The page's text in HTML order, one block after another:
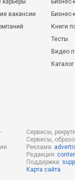
карьеры
вакансии
Бизнес-
Книги
Тесты
Видео
Сервисы,
Сервисы,
Реклама:
Редакция:
Поддержка:
Карта сайта